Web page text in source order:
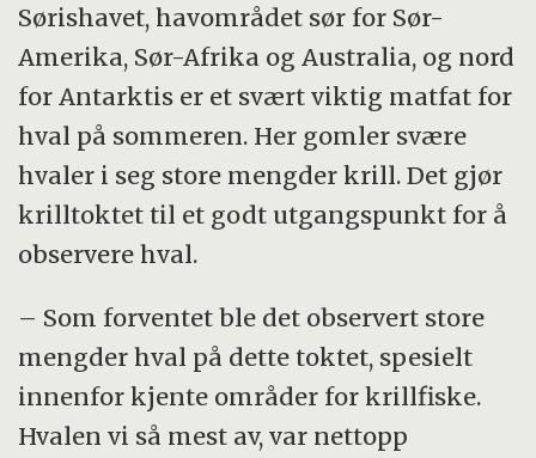
Sørishavet, havområdet sør for Sør-
Amerika, Sør-Afrika og Australia, og nord
for Antarktis er et svært viktig matfat for
hval på sommeren. Her gomler svære
hvaler i seg store mengder krill. Det gjør
krilltoktet til et godt utgangspunkt for å
observere hval.
– Som forventet ble det observert store
mengder hval på dette toktet, spesielt
innenfor kjente områder for krillfiske.
Hvalen vi så mest av, var nettopp